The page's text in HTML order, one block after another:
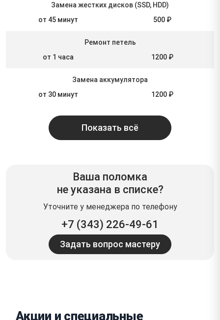
Замена жестких дисков (SSD, HDD)
от 45 минут
500 ₽
Ремонт петель
от 1 часа
1200 ₽
Замена аккумулятора
от 30 минут
1200 ₽
Показать всё
Ваша поломка
не указана в списке?
Уточните у менеджера по телефону
+7 (343) 226-49-61
Задать вопрос мастеру
Акции и специальные